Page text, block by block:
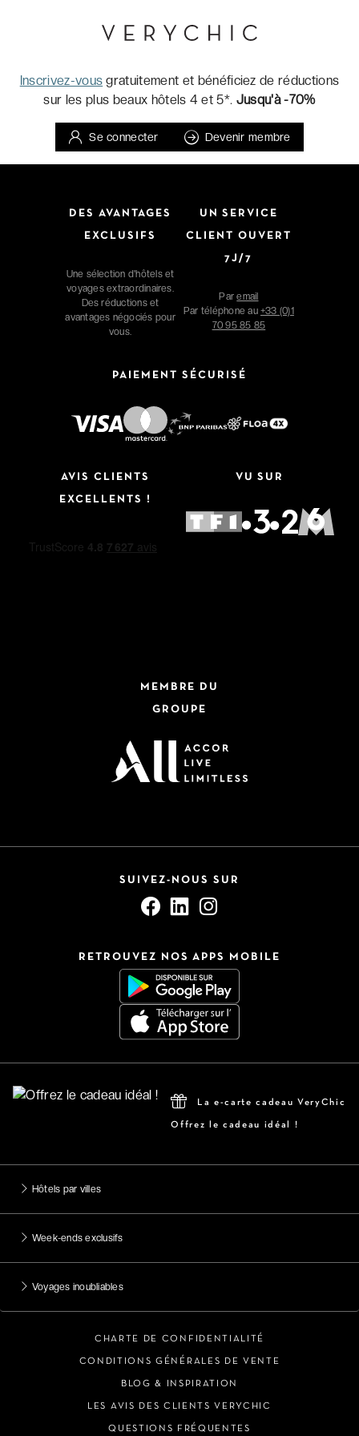
Inscrivez-vous gratuitement et bénéficiez de réductions
sur les plus beaux hôtels 4 et 5*. Jusqu'à -70%
Se connecter Devenir membre
DES AVANTAGES
EXCLUSIFS
Une sélection d'hôtels et
voyages extraordinaires.
Des réductions et
avantages négociés pour
vous.
UN SERVICE
CLIENT OUVERT
7J/7
Paremail
Par téléphone au +33 (0)1
70 95 85 85
PAIEMENT SÉCURISÉ
AVIS CLIENTS
EXCELLENTS !
VU SUR
MEMBRE DU
GROUPE
SUIVEZ-NOUS SUR
RETROUVEZ NOS APPS MOBILE
La e-carte cadeau VeryChic
Offrez le cadeau idéal !
Hôtels par villes
Week-ends exclusifs
Voyages inoubliables
CHARTE DE CONFIDENTIALITÉ
CONDITIONS GÉNÉRALES DE VENTE
BLOG & INSPIRATION
LES AVIS DES CLIENTS VERYCHIC
QUESTIONS FRÉQUENTES